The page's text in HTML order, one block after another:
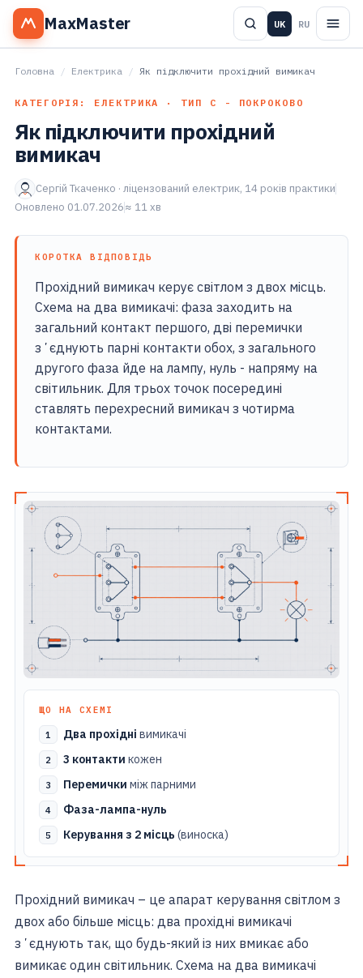
MaxMaster UK RU
Головна / Електрика / Як підключити прохідний вимикач
КАТЕГОРІЯ: ЕЛЕКТРИКА · ТИП С - ПОКРОКОВО
Як підключити прохідний
вимикач
Сергій Ткаченко · ліцензований електрик, 14 років практики
Оновлено 01.07.2026≈ 11 хв
КОРОТКА ВІДПОВІДЬ
Прохідний вимикач керує світлом з двох місць.
Схема на два вимикачі: фаза заходить на
загальний контакт першого, дві перемички
зʼєднують парні контакти обох, з загального
другого фаза йде на лампу, нуль - напряму на
світильник. Для трьох точок посередині
ставлять перехресний вимикач з чотирма
контактами.
ЩО НА СХЕМІ
Два прохідні вимикачі
3 контакти кожен
Перемички між парними
Фаза-лампа-нуль
Керування з 2 місць (виноска)
Прохідний вимикач – це апарат керування світлом з
двох або більше місць: два прохідні вимикачі
зʼєднують так, що будь-який із них вмикає або
вимикає один світильник. Схема на два вимикачі